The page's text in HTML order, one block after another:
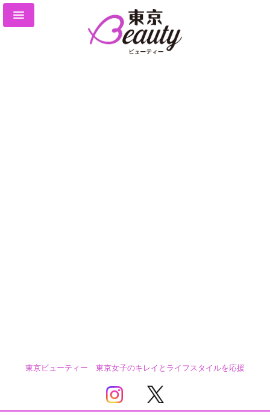
東京ビューティー 東京女子のキレイとライフスタイルを応援